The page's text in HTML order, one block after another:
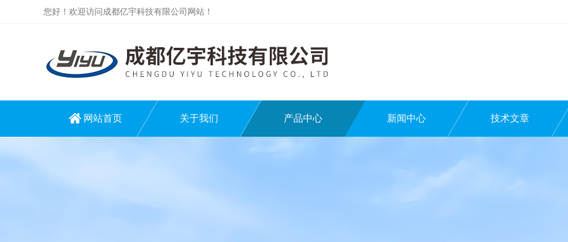
您好！欢迎访问成都亿宇科技有限公司网站！
网站首页 关于我们 产品中心 新闻中心 技术文章